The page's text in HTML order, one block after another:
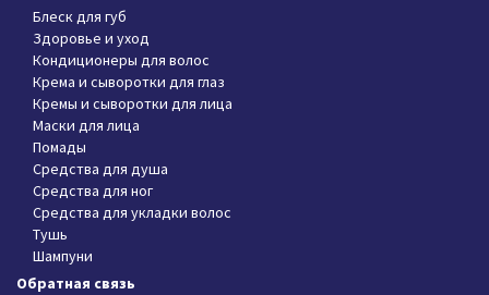
Блеск для губ
Здоровье и уход
Кондиционеры для волос
Крема и сыворотки для глаз
Кремы и сыворотки для лица
Маски для лица
Помады
Средства для душа
Средства для ног
Средства для укладки волос
Тушь
Шампуни
Обратная связь